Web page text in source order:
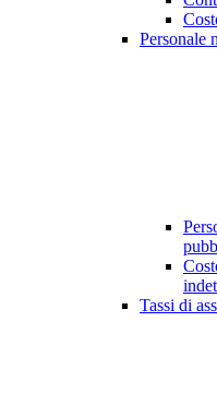
Personale
Tassi di